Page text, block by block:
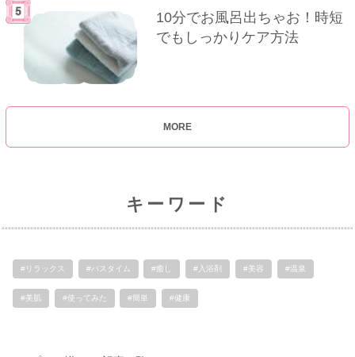
10分でお風呂出ちゃお！時短
でもしっかりケア方法
MORE
キーワード
#リラックス #バスタイム #癒し #入浴剤 #美容 #温泉
#美肌 #使ってみた #簡単 #健康